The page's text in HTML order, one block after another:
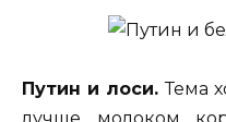
Путин и лоси.Тема